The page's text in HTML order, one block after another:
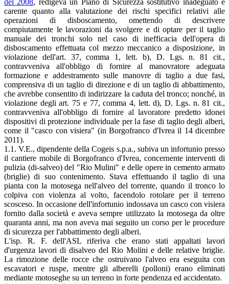
carente quanto alla valutazione dei rischi specifici relativi alle
operazioni di disboscamento, omettendo di descrivere
compiutamente le lavorazioni da svolgere e di optare per il taglio
manuale dei tronchi solo nel caso di inefficacia dell'opera di
disboscamento effettuata col mezzo meccanico a disposizione, in
violazione dell'art. 37, comma 1, lett. b), D. Lgs. n. 81 cit.,
contravveniva all'obbligo di fornire al manovratore adeguata
formazione e addestramento sulle manovre di taglio a due fasi,
comprensiva di un taglio di direzione e di un taglio di abbattimento,
che avrebbe consentito di indirizzare la caduta del tronco; nonché, in
violazione degli art. 75 e 77, comma 4, lett. d), D. Lgs. n. 81 cit.,
contravveniva all'obbligo di fornire al lavoratore predetto idonei
dispositivi di protezione individuale per la fase di taglio degli alberi,
come il "casco con visiera" (in Borgofranco d'Ivrea il 14 dicembre
2011).
1.1. V.E., dipendente della Cogeis s.p.a., subiva un infortunio presso
il cantiere mobile di Borgofranco d'Ivrea, concernente interventi di
pulizia (di-salveo) del "Rio Mulini" e delle opere in cemento armato
(briglie) di suo contenimento. Stava effettuando il taglio di una
pianta con la motosega nell'alveo del torrente, quando il tronco lo
colpiva con violenza al volto, facendolo rotolare per il terreno
scosceso. In occasione dell'infortunio indossava un casco con visiera
fornito dalla società e aveva sempre utilizzato la motosega da oltre
quaranta anni, ma non aveva mai seguito un corso per le procedure
di sicurezza per l'abbattimento degli alberi.
L'isp. R. F. dell'ASL riferiva che erano stati appaltati lavori
d'urgenza lavori di disalveo del Rio Molini e delle relative briglie.
La rimozione delle rocce che ostruivano l'alveo era eseguita con
escavatori e ruspe, mentre gli alberelli (polloni) erano eliminati
mediante motoseghe su un terreno in forte pendenza ed accidentato.